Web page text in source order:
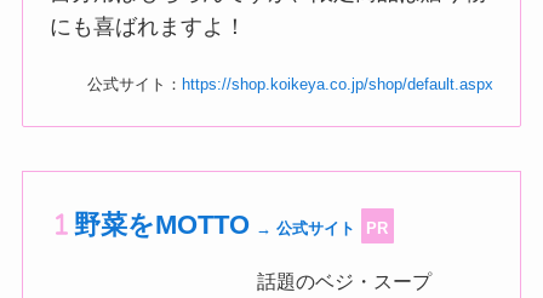
にも喜ばれますよ！
公式サイト： https://shop.koikeya.co.jp/shop/default.aspx
野菜をMOTTO → 公式サイト PR
話題のベジ・スープ